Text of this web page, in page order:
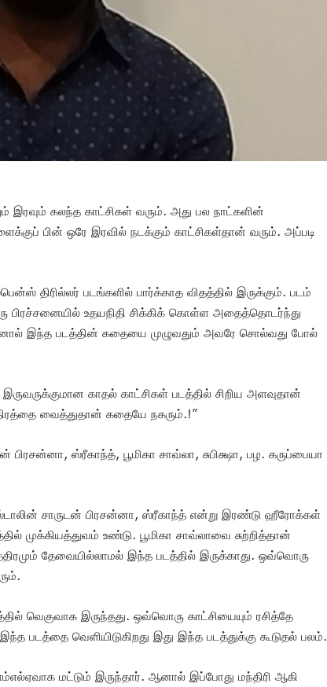
இரவும் கலந்த காட்சிகள் வரும். அது பல நாட்களின்
பின் ஒரே இரவில் நடக்கும் காட்சிகள்தான் வரும். அப்படி
திரில்லர் படங்களில் பார்க்காத விதத்தில் இருக்கும். படம்
பிரச்சனையில் உதயநிதி சிக்கிக் கொள்ள அதைத்தொடர்ந்து
இந்த படத்தின் கதையை முழுவதும் அவரே சொல்வது போல்
இருவருக்குமான காதல் காட்சிகள் படத்தில் சிறிய அளவுதான்
வைத்துதான் கதையே நகரும்.!”
ஸ்ரீகாந்த், பூமிகா சாவ்லா, சுபிக்ஷா, பழ. கருப்பையா
சாருடன் பிரசன்னா, ஸ்ரீகாந்த் என்று இரண்டு ஹீரோக்கள்
முக்கியத்துவம் உண்டு. பூமிகா சாவ்லாவை சுற்றித்தான்
தேவையில்லாமல் இந்த படத்தில் இருக்காது. ஒவ்வொரு
வெகுவாக இருந்தது. ஒவ்வொரு காட்சியையும் ரசித்தே
படத்தை வெளியிடுகிறது இது இந்த படத்துக்கு கூடுதல் பலம்.
மட்டும் இருந்தார். ஆனால் இப்போது மந்திரி ஆகி